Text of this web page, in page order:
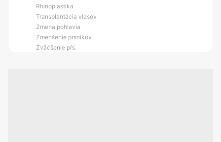
Rhinoplastika
Transplantácia vlasov
Zmena pohlavia
Zmenšenie prsníkov
Zväčšenie pŕs